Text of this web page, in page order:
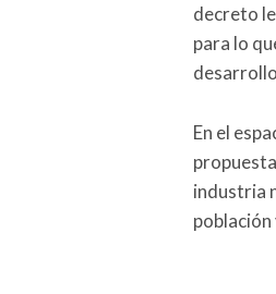
decreto
para lo
En el
industria
población